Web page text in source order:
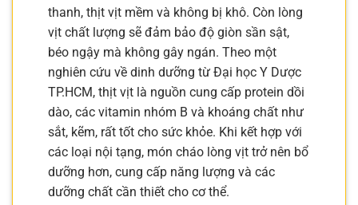
thanh, thịt vịt mềm và không bị khô. Còn lòng
vịt chất lượng sẽ đảm bảo độ giòn sần sật,
béo ngậy mà không gây ngán. Theo một
nghiên cứu về dinh dưỡng từ Đại học Y Dược
TP.HCM, thịt vịt là nguồn cung cấp protein dồi
dào, các vitamin nhóm B và khoáng chất như
sắt, kẽm, rất tốt cho sức khỏe. Khi kết hợp với
các loại nội tạng, món cháo lòng vịt trở nên bổ
dưỡng hơn, cung cấp năng lượng và các
dưỡng chất cần thiết cho cơ thể.